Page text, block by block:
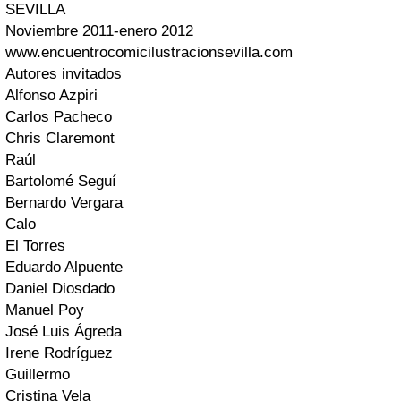
SEVILLA
Noviembre 2011-enero 2012
www.encuentrocomicilustracionsevilla.com
Autores invitados
Alfonso Azpiri
Carlos Pacheco
Chris Claremont
Raúl
Bartolomé Seguí
Bernardo Vergara
Calo
El Torres
Eduardo Alpuente
Daniel Diosdado
Manuel Poy
José Luis Ágreda
Irene Rodríguez
Guillermo
Cristina Vela